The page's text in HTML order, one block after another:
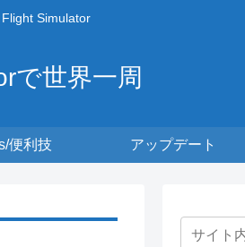
Simulator
で世界一周
便利技 アップデート